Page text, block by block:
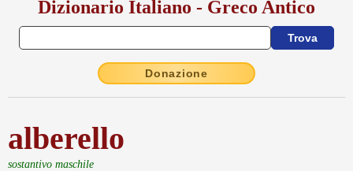
Dizionario Italiano - Greco Antico
Donazione
alberello
sostantivo maschile